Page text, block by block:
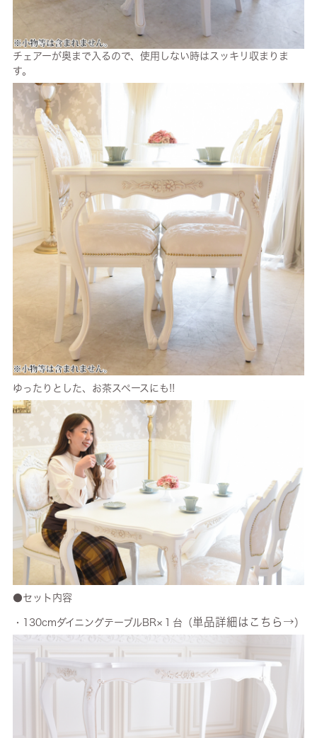
チェアーが奥まで入るので、使用しない時はスッキリ収まりま
す。
ゆったりとした、お茶スペースにも!!
●セット内容
・130cmダイニングテーブルBR×１台（ 単品詳細はこちら→ ）